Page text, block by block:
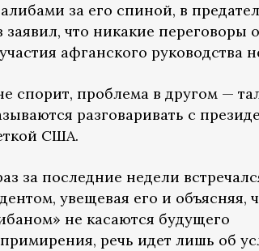
за его спиной, в
что никакие переговоры
афганского руководства
спорит, проблема в другом —
разговаривать с
США.
за последние недели
увещевая его и объясняя,
не касаются будущего
речь идет лишь об